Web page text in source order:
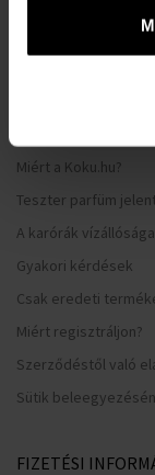
Adatvédelmi
Miért a Koku.hu?
Teszter parfüm
A karórák vízállósága
Gyakori kérdések
Csak eredeti
Miért regisztráljon?
Szerződéstől való
Sütik
FIZETÉSI